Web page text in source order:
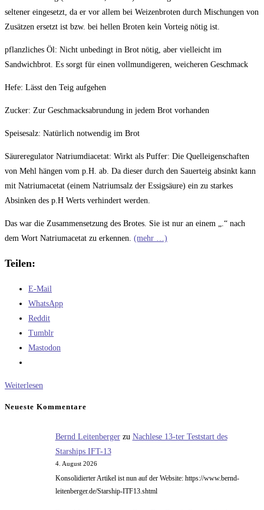
seltener eingesetzt, da er vor allem bei Weizenbroten durch Mischungen von
Zusätzen ersetzt ist bzw. bei hellen Broten kein Vorteig nötig ist.
pflanzliches Öl: Nicht unbedingt in Brot nötig, aber vielleicht im
Sandwichbrot. Es sorgt für einen vollmundigeren, weicheren Geschmack
Hefe: Lässt den Teig aufgehen
Zucker: Zur Geschmacksabrundung in jedem Brot vorhanden
Speisesalz: Natürlich notwendig im Brot
Säureregulator Natriumdiacetat: Wirkt als Puffer: Die Quelleigenschaften
von Mehl hängen vom p.H. ab. Da dieser durch den Sauerteig absinkt kann
mit Natriumacetat (einem Natriumsalz der Essigsäure) ein zu starkes
Absinken des p.H Werts verhindert werden.
Das war die Zusammensetzung des Brotes. Sie ist nur an einem „.“ nach
dem Wort Natriumacetat zu erkennen. (mehr …)
Teilen:
E-Mail
WhatsApp
Reddit
Tumblr
Mastodon
Weiterlesen
Neueste Kommentare
Bernd Leitenbergerzu Nachlese 13-ter Teststart des
Starships IFT-13
4. August 2026
Konsolidierter Artikel ist nun auf der Website: https://www.bernd-
leitenberger.de/Starship-ITF13.shtml